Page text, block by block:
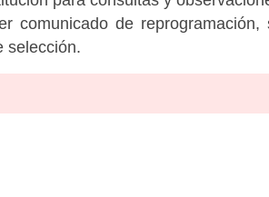
comunicado de reprogramación,
selección.